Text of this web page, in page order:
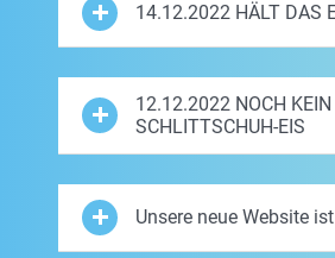
14.12.2022 HÄLT
12.12.2022 NOCH KEIN
SCHLITTSCHUH-EIS
Unsere neue Website